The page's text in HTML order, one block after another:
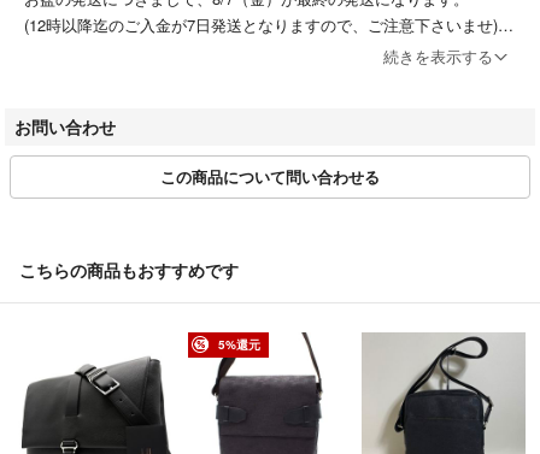
(12時以降迄のご入金が7日発送となりますので、ご注意下さいませ)
M’s Factory合同会社が運営する、ラクマ公式ショップです。
こちらのアカウントはラクマ公式パートナーの
ブランド品が中心のリユースセレクトショップです。
■古物許可証番号 622300145952
■お問い合わせについて
商品詳細ページ、または取引ページよりお問い合わせボタン、
続きを表示する
お問い合わせ
この商品について問い合わせる
こちらの商品もおすすめです
5%還元